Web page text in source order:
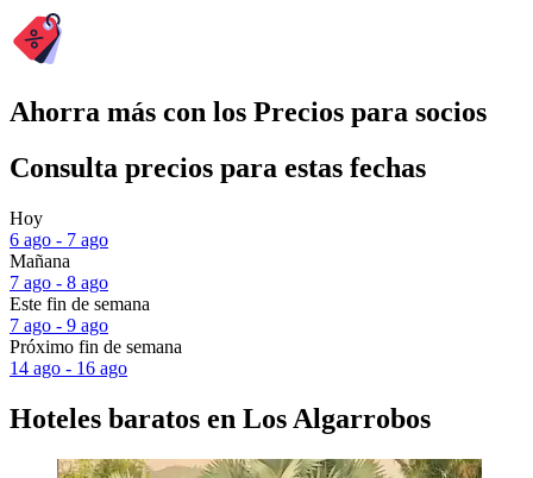
Ahorra más con los Precios para socios
Consulta precios para estas fechas
Hoy
6 ago - 7 ago
Mañana
7 ago - 8 ago
Este fin de semana
7 ago - 9 ago
Próximo fin de semana
14 ago - 16 ago
Hoteles baratos en Los Algarrobos